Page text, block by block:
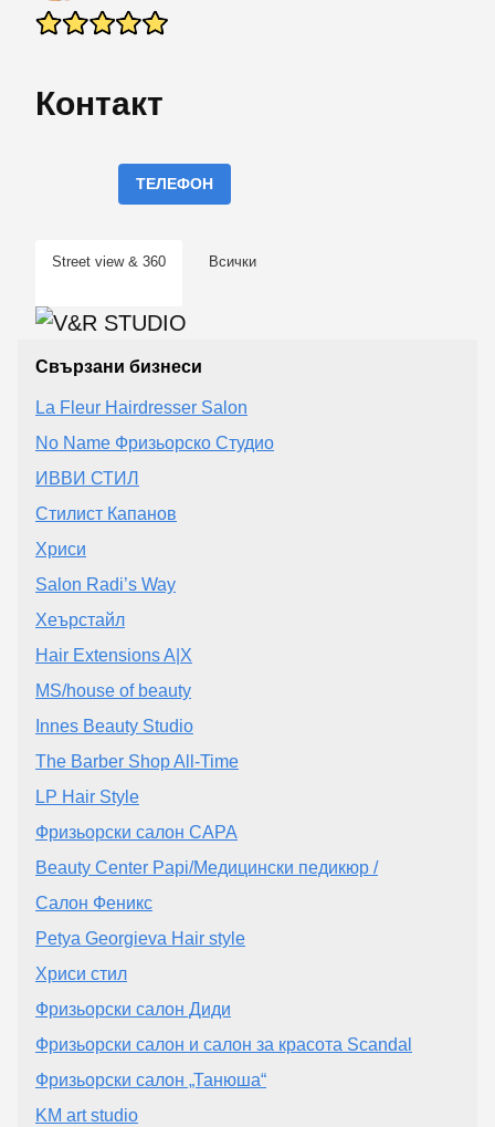
Контакт
ТЕЛЕФОН
Street view & 360 Всички
Свързани бизнеси
La Fleur Hairdresser Salon
No Name Фризьорско Студио
ИВВИ СТИЛ
Стилист Капанов
Хриси
Salon Radi’s Way
Хеърстайл
Hair Extensions A|X
MS/house of beauty
Innes Beauty Studio
The Barber Shop All-Time
LP Hair Style
Фризьорски салон САРА
Beauty Center Papi/Медицински педикюр /
Салон Феникс
Petya Georgieva Hair style
Хриси стил
Фризьорски салон Диди
Фризьорски салон и салон за красота Scandal
Фризьорски салон „Танюша“
KM art studio